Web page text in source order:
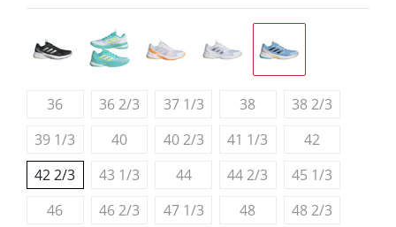
36 36 2/3 37 1/3 38
38 2/3
39 1/3
40 40 2/3 41 1/3
42
42 2/3
43 1/3 44 44 2/3
45 1/3
46
46 2/3 47 1/3 48
48 2/3